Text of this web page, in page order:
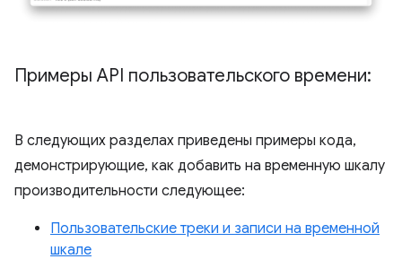
Примеры API пользовательского времени:
В следующих разделах приведены примеры кода,
демонстрирующие, как добавить на временную шкалу
производительности следующее:
Пользовательские треки и записи на временной
шкале